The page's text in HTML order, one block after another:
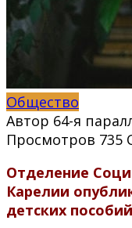
Общество
Автор 64-я
Просмотров 735
Отделение
Карелии
детских